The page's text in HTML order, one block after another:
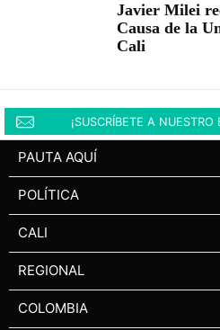
Javier Milei
Causa de la
Cali
¡SUSCRÍBETE A
PAUTA AQUÍ
POLÍTICA
CALI
REGIONAL
COLOMBIA